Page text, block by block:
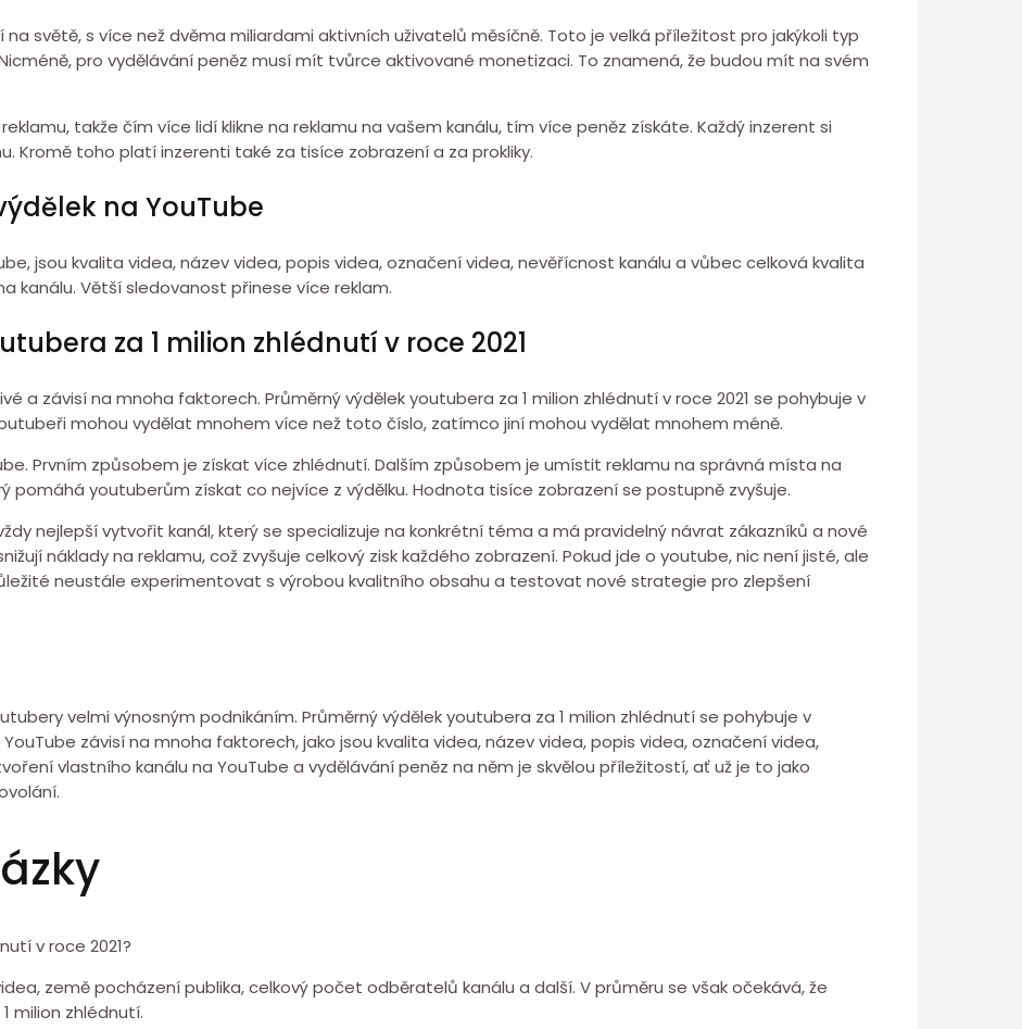
světě, s více než dvěma miliardami aktivních uživatelů měsíčně. Toto je velká příležitost pro jakýkoli typ
pro vydělávání peněz musí mít tvůrce aktivované monetizaci. To znamená, že budou mít na svém
takže čím více lidí klikne na reklamu na vašem kanálu, tím více peněz získáte. Každý inzerent si
Kromě toho platí inzerenti také za tisíce zobrazení a za prokliky.
na YouTube
jsou kvalita videa, název videa, popis videa, označení videa, nevěřícnost kanálu a vůbec celková kvalita
kanálu. Větší sledovanost přinese více reklam.
za 1 milion zhlédnutí v roce 2021
a závisí na mnoha faktorech. Průměrný výdělek youtubera za 1 milion zhlédnutí v roce 2021 se pohybuje v
mohou vydělat mnohem více než toto číslo, zatímco jiní mohou vydělat mnohem méně.
Prvním způsobem je získat více zhlédnutí. Dalším způsobem je umístit reklamu na správná místa na
pomáhá youtuberům získat co nejvíce z výdělku. Hodnota tisíce zobrazení se postupně zvyšuje.
nejlepší vytvořit kanál, který se specializuje na konkrétní téma a má pravidelný návrat zákazníků a nové
náklady na reklamu, což zvyšuje celkový zisk každého zobrazení. Pokud jde o youtube, nic není jisté, ale
neustále experimentovat s výrobou kvalitního obsahu a testovat nové strategie pro zlepšení
velmi výnosným podnikáním. Průměrný výdělek youtubera za 1 milion zhlédnutí se pohybuje v
závisí na mnoha faktorech, jako jsou kvalita videa, název videa, popis videa, označení videa,
vlastního kanálu na YouTube a vydělávání peněz na něm je skvělou příležitostí, ať už je to jako
v roce 2021?
země pocházení publika, celkový počet odběratelů kanálu a další. V průměru se však očekává, že
milion zhlédnutí.